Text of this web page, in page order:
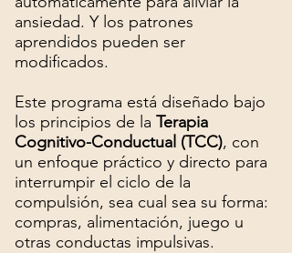
ansiedad. Y los patrones
aprendidos pueden ser
modificados.
Este programa está diseñado bajo
los principios de la Terapia
Cognitivo-Conductual (TCC), con
un enfoque práctico y directo para
interrumpir el ciclo de la
compulsión, sea cual sea su forma:
compras, alimentación, juego u
otras conductas impulsivas.